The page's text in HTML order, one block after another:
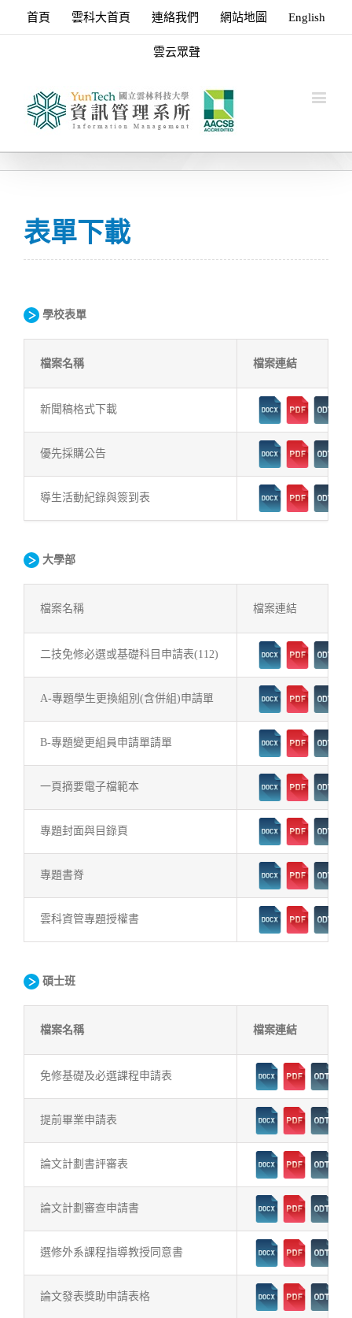
首頁 雲科大首頁 連絡我們 網站地圖 English
雲云眾聲
表單下載
學校表單
檔案名稱 檔案連結
新聞稿格式下載
優先採購公告
導生活動紀錄與簽到表
大學部
檔案名稱 檔案連結
二技免修必選或基礎科目申請表(112)
A-專題學生更換組別(含併組)申請單
B-專題變更組員申請單請單
一頁摘要電子檔範本
專題封面與目錄頁
專題書脊
雲科資管專題授權書
碩士班
檔案名稱 檔案連結
免修基礎及必選課程申請表
提前畢業申請表
論文計劃書評審表
論文計劃審查申請書
選修外系課程指導教授同意書
論文發表獎助申請表格